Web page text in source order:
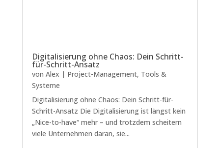
Digitalisierung ohne Chaos: Dein Schritt-
für-Schritt-Ansatz
von Alex | Project-Management, Tools &
Systeme
Digitalisierung ohne Chaos: Dein Schritt-für-
Schritt-Ansatz Die Digitalisierung ist längst kein
„Nice-to-have“ mehr – und trotzdem scheitern
viele Unternehmen daran, sie...